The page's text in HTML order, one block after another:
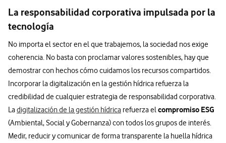
La responsabilidad corporativa impulsada por la
tecnología
No importa el sector en el que trabajemos, la sociedad nos exige
coherencia. No basta con proclamar valores sostenibles, hay que
demostrar con hechos cómo cuidamos los recursos compartidos.
Incorporar la digitalización en la gestión hídrica refuerza la
credibilidad de cualquier estrategia de responsabilidad corporativa.
Ladigitalización de la gestión hídrica refuerza elcompromiso ESG
(Ambiental, Social y Gobernanza) con todos los grupos de interés.
Medir, reducir y comunicar de forma transparente la huella hídrica